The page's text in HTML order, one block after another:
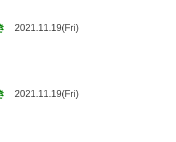
2021.11.19(Fri)
2021.11.19(Fri)